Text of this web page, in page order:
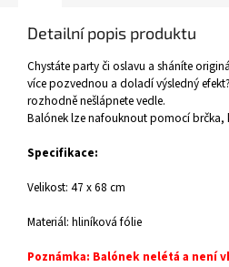
Detailní popis produktu
Chystáte party či oslavu a sháníte
více pozvednou a doladí výsledný
rozhodně nešlápnete vedle.
Balónek lze nafouknout pomocí brčka,
Specifikace:
Velikost: 47 x 68 cm
Materiál: hliníková fólie
Poznámka: Balónek nelétá a není